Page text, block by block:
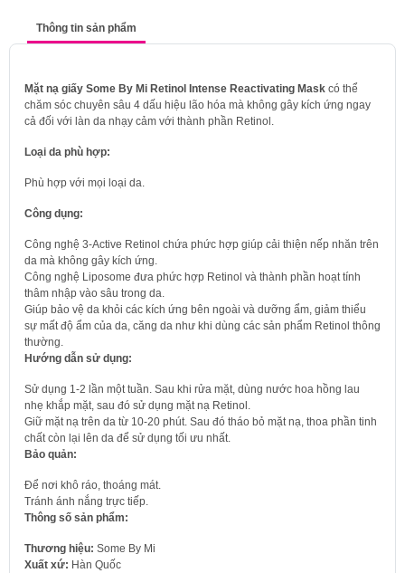
Thông tin sản phẩm
Mặt nạ giấy Some By Mi Retinol Intense Reactivating Mask có thể
chăm sóc chuyên sâu 4 dấu hiệu lão hóa mà không gây kích ứng ngay
cả đối với làn da nhạy cảm với thành phần Retinol.
Loại da phù hợp:
Phù hợp với mọi loại da.
Công dụng:
Công nghệ 3-Active Retinol chứa phức hợp giúp cải thiện nếp nhăn trên
da mà không gây kích ứng.
Công nghệ Liposome đưa phức hợp Retinol và thành phần hoạt tính
thâm nhập vào sâu trong da.
Giúp bảo vệ da khỏi các kích ứng bên ngoài và dưỡng ẩm, giảm thiểu
sự mất độ ẩm của da, căng da như khi dùng các sản phẩm Retinol thông
thường.
Hướng dẫn sử dụng:
Sử dụng 1-2 lần một tuần. Sau khi rửa mặt, dùng nước hoa hồng lau
nhẹ khắp mặt, sau đó sử dụng mặt nạ Retinol.
Giữ mặt nạ trên da từ 10-20 phút. Sau đó tháo bỏ mặt nạ, thoa phần tinh
chất còn lại lên da để sử dụng tối ưu nhất.
Bảo quản:
Để nơi khô ráo, thoáng mát.
Tránh ánh nắng trực tiếp.
Thông số sản phẩm:
Thương hiệu: Some By Mi
Xuất xứ: Hàn Quốc